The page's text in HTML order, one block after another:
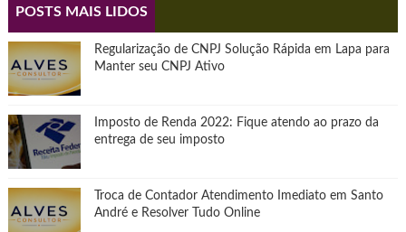
POSTS MAIS LIDOS
Regularização de CNPJ Solução Rápida em Lapa para
Manter seu CNPJ Ativo
Imposto de Renda 2022: Fique atendo ao prazo da
entrega de seu imposto
Troca de Contador Atendimento Imediato em Santo
André e Resolver Tudo Online